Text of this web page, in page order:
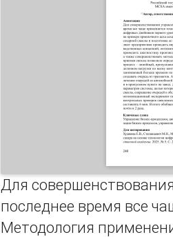
Для
последнее время все
Методология